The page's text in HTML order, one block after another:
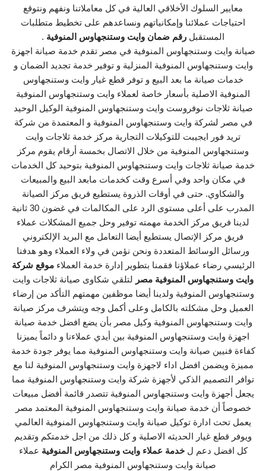
معايير السلوك الأخلاقي العالية في كل معاملاتنا ونفهم ونتوقع
احتياجات عملائنا وإمكانياتهم ونساعدهم على تخطيط متطلبات
المستقبل رقم ضمان وايت وستنجهاوس المنوفية .
صيانة وايت وستنجهاوس المنوفية في مصر تقدم خدمة صيانة اجهزة
وايت وستنجهاوس المنوفية المنزلية و توفير خدمة تجديد الضمان و
خدمات صيانة ما بعد البيع و توفر قطع غيار وايت وستنجهاوس
المنوفية الاصلية بأسعار خاصة لعملاء وايت وستنجهاوس المنوفية
صيانة ثلاجات نوفروست وايت وستنجهاوس المنوفية الوكيل الوحيد
في مصر لشركة وايت وستنجهاوس المنوفية و المعتمدة من شركة
تريد فور ايجيبت للتوكيلات التجارية مركز خدمة ثلاجات وايت
وستنجهاوس المنوفية من خلال الاتصال بخمسة أرقام يقوم مركز
خدمة صيانة ثلاجات وايت وستنجهاوس المنوفية بتوحيد كل الخدمات
في مكان واحد وفي أسرع وقت كخدمات مابعد البيع والمبيعات
والشكاوي. حتى في أوقات الذروة يستطيع فريق مركز الصيانة
المدرب على أعلى مستوى الرد على المكالمات في غضون 30 ثانية
لدينا فريق مركز الخدمة مهمته توفير وحل جميع المشكلات عملاء
فريق مركز الإتصال يستطيع أيضا التعامل مع البريد الإلكتروني
ورسائل الوسائط المتعددة ونحن نؤمن في ولاء العملاء وهو هدفنا
الرئيسي رضاء عملاؤنا فقمنا بتطوير إدارة خدمة العملاءموقع شركة
وايت وستنجهاوس المنوفية مصر لتلقي شكاوى صيانة ثلاجات وايت
وستنجهاوس المنوفية ولدينا أيضا موظفين مهمتهم التأكد من إرضاء
العميل وحل مشكلته بالكامل وعلى أكمل وجه ويتشرف مركز صيانة
وايت وستنجهاوس المنوفية وكيل مصر بأن يضع افضل خدمة صيانة
اجهزة وايت وستنجهاوس المنوفية بين أيدي عملاءنا و دائماً يميزنا
كفاءة فنيين صيانة وايت وستنجهاوس المنوفية مما يوفر جودة خدمة
مميزة ويضمن افضل اداء لاجهزة وايت وستنجهاوس المنوفية لنا مع
توافر التصميم الذكي لأجهزة شركة وايت وستنجهاوس المنوفية مما
يجعل أجهزة وايت وستنجهاوس المنوفية تتصدر قائمة أفضل مبيعات
خصوصاً أن خدمة صيانة وايت وستنجهاوس المنوفية المعتمد مصر
يعمل تحت ادارة توكيل صيانة وايت وستنجهاوس المنوفية العالمي
ويوفر قطع غيار الحديثه الاصلية و كل ذلك من اجل خدمتكم وتقديم
كل افضل دعم لخدمة عملاء وايت وستنجهاوس المنوفية عملاء
صيانة وايت وستنجهاوس المنوفية مصر الكرام